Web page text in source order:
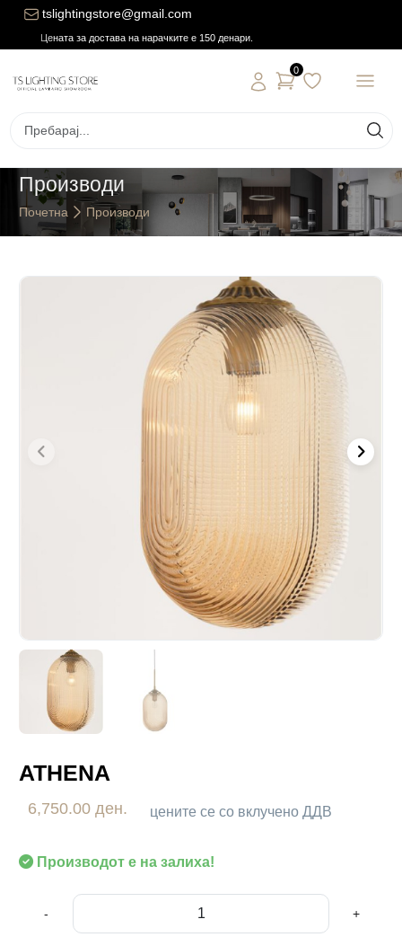
tslightingstore@gmail.com
Цената за достава на нарачките е 150 денари.
0
Производи
Почетна Производи
ATHENA
6,750.00 ден. цените се со вклучено ДДВ
Производот е на залиха!
- +